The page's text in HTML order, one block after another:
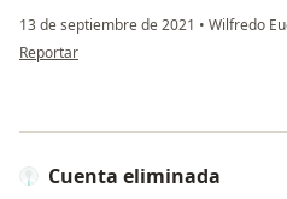
13 de septiembre de 2021 • Wilfredo
en opinión del usuario K.V
Reportar
Cuenta eliminada